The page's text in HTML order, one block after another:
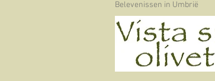
Belevenissen in Umbrië